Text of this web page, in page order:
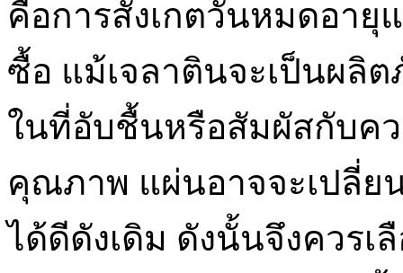
คือการสังเกตวันหมดอา
ซื้อ แม้เจลาตินจะเป็นผลิ
ในที่อับชื้นหรือสัมผัสกับค
คุณภาพ แผ่นอาจจะเปลี่ย
ได้ดีดังเดิม ดังนั้นจึงควร